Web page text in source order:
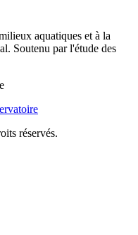
aquatiques et à la
Soutenu par l'étude des
réservés.